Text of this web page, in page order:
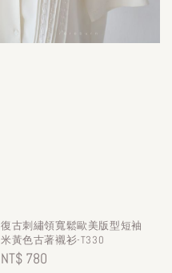
復古刺繡領寬鬆歐美版型短袖
米黃色古著襯衫-T330
Regular
NT$ 780